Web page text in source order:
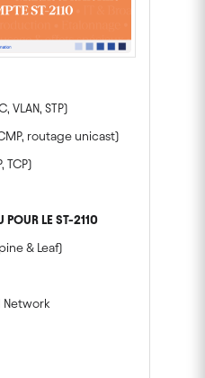
VLAN, STP)
routage unicast)
TCP)
POUR LE ST-2110
& Leaf)
Network